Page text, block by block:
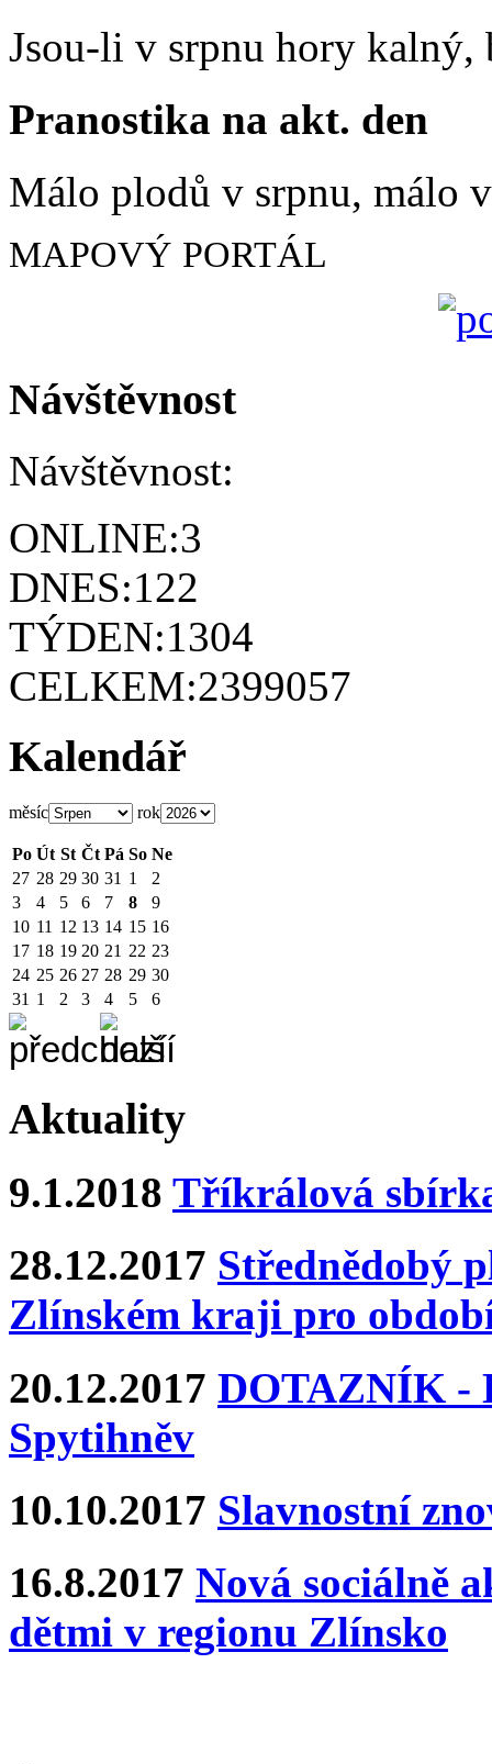
Jsou-li v srpnu hory
Pranostika na akt. den
Málo plodů v srpnu, málo
MAPOVÝ PORTÁL
Návštěvnost
Návštěvnost:
ONLINE:3
DNES:122
TÝDEN:1304
CELKEM:2399057
Kalendář
měsíc rok
Po Út St Čt Pá So Ne
27 28 29 30 31 1
2
3
4 5 6 7 8
9
10 11 12 13 14 15 16
17 18 19 20 21 22 23
24 25 26 27 28 29 30
31 1 2 3 4 5 6
Aktuality
9.1.2018 Tříkrálová
28.12.2017 Střednědobý
Zlínském kraji pro
20.12.2017 DOTAZNÍK -
Spytihněv
10.10.2017 Slavnostní
16.8.2017 Nová sociálně
dětmi v regionu Zlínsko